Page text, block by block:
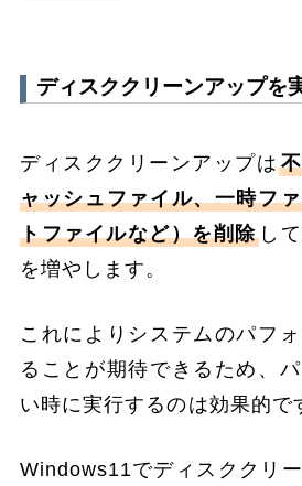
ディスククリーンアップを
ディスククリーンアップは
ャッシュファイル、一時フ
トファイルなど）を削除 し
を増やします。
これによりシステムのパフ
ることが期待できるため、
い時に実行するのは効果的で
Windows11でディスククリ